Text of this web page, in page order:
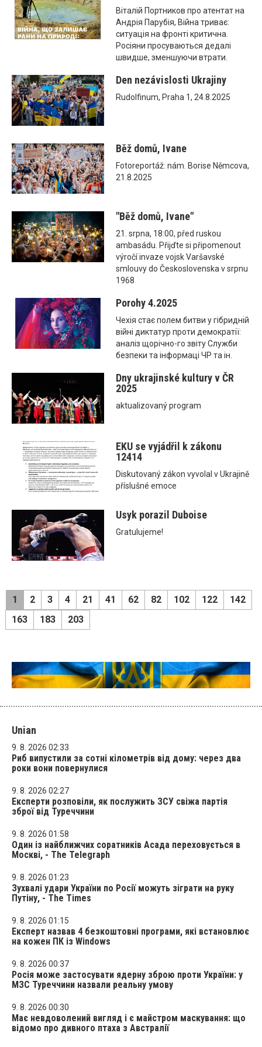
Віталій Портников про атентат на
Андрія Парубія, Війна триває:
ситуація на фронті критична.
Росіяни просуваються дедалі
швидше, зменшуючи втрати.
Den nezávislosti Ukrajiny
Rudolfinum, Praha 1, 24.8.2025
Běž domů, Ivane
Fotoreportáž: nám. Borise Němcova,
21.8.2025
"Běž domů, Ivane"
21. srpna, 18:00, před ruskou
ambasádu. Přijďte si připomenout
výročí invaze vojsk Varšavské
smlouvy do Československa v srpnu
1968
Porohy 4.2025
Чехія стає полем битви у гібридній
війні диктатур проти демократії:
аналіз щорічно-го звіту Служби
безпеки та інформаці ЧР та ін.
Dny ukrajinské kultury v ČR
2025
aktualizovaný program
EKU se vyjádřil k zákonu
12414
Diskutovaný zákon vyvolal v Ukrajině
příslušné emoce
Usyk porazil Duboise
Gratulujeme!
1 2 3 4 21 41 62 82 102 122
142
163
183 203
Unian
9. 8. 2026 02:33
Риб випустили за сотні кілометрів від дому: через два
роки вони повернулися
9. 8. 2026 02:27
Експерти розповіли, як послужить ЗСУ свіжа партія
зброї від Туреччини
9. 8. 2026 01:58
Один із найближчих соратників Асада переховується в
Москві, - The Telegraph
9. 8. 2026 01:23
Зухвалі удари України по Росії можуть зіграти на руку
Путіну, - The Times
9. 8. 2026 01:15
Експерт назвав 4 безкоштовні програми, які встановлює
на кожен ПК із Windows
9. 8. 2026 00:37
Росія може застосувати ядерну зброю проти України: у
МЗС Туреччини назвали реальну умову
9. 8. 2026 00:30
Має невдоволений вигляд і є майстром маскування: що
відомо про дивного птаха з Австралії